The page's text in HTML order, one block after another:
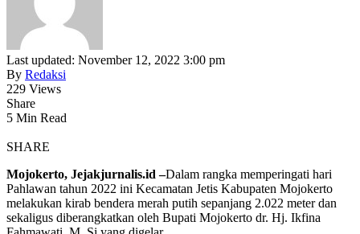
Last updated: November 12, 2022 3:00 pm
By Redaksi
229 Views
Share
5 Min Read
SHARE
Mojokerto, Jejakjurnalis.id –Dalam rangka memperingati hari
Pahlawan tahun 2022 ini Kecamatan Jetis Kabupaten Mojokerto
melakukan kirab bendera merah putih sepanjang 2.022 meter dan
sekaligus diberangkatkan oleh Bupati Mojokerto dr. Hj. Ikfina